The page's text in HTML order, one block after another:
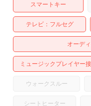
スマートキー
テレビ フルセグ
オーデ
ミュージックプレイヤー
ウォークスルー
シートヒーター